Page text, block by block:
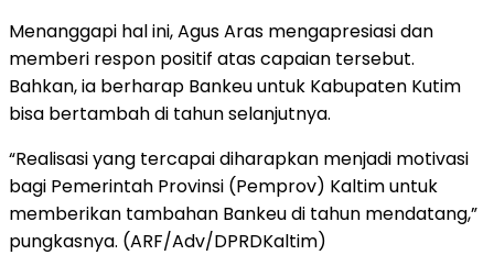
Menanggapi hal ini, Agus Aras mengapresiasi dan
memberi respon positif atas capaian tersebut.
Bahkan, ia berharap Bankeu untuk Kabupaten Kutim
bisa bertambah di tahun selanjutnya.
“Realisasi yang tercapai diharapkan menjadi motivasi
bagi Pemerintah Provinsi (Pemprov) Kaltim untuk
memberikan tambahan Bankeu di tahun mendatang,”
pungkasnya. (ARF/Adv/DPRDKaltim)